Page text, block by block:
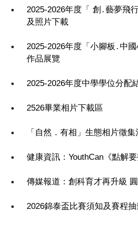
2025-2026年度「 創․藝夢飛
及照片下載
2025-2026年度「小腳板․中
作品展覽
2025-2026年度中學學位分配
2526畢業相片下載區
「自然．有相」生態相片徵集
健康資訊：YouthCan《點解
傳媒報道：創科育才再升級
2026錦泰盃比賽須知及賽程